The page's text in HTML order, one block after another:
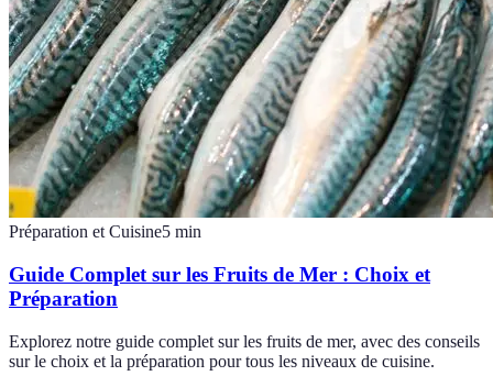
Préparation et Cuisine5 min
Guide Complet sur les Fruits de Mer : Choix et
Préparation
Explorez notre guide complet sur les fruits de mer, avec des conseils
sur le choix et la préparation pour tous les niveaux de cuisine.